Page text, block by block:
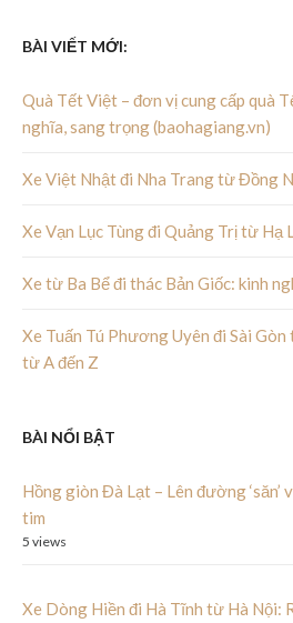
BÀI VIẾT MỚI:
Quà Tết Việt – đơn vị cung cấp quà
nghĩa, sang trọng (baohagiang.vn)
Xe Việt Nhật đi Nha Trang từ Đồng
Xe Vạn Lục Tùng đi Quảng Trị từ Hạ
Xe từ Ba Bể đi thác Bản Giốc: kinh
Xe Tuấn Tú Phương Uyên đi Sài
từ A đến Z
BÀI NỔI BẬT
Hồng giòn Đà Lạt – Lên đường
tim
5 views
Xe Dòng Hiền đi Hà Tĩnh từ Hà Nội: